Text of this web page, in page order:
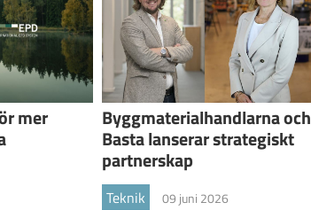
mer Byggmaterialhandlarna och
Basta lanserar strategiskt
partnerskap
Teknik 09 juni 2026